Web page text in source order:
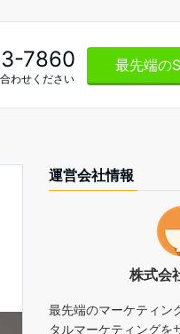
7860
わせください
最先端の
運営会社情報
株式会
最先端のマーケティン
タルマーケティングを